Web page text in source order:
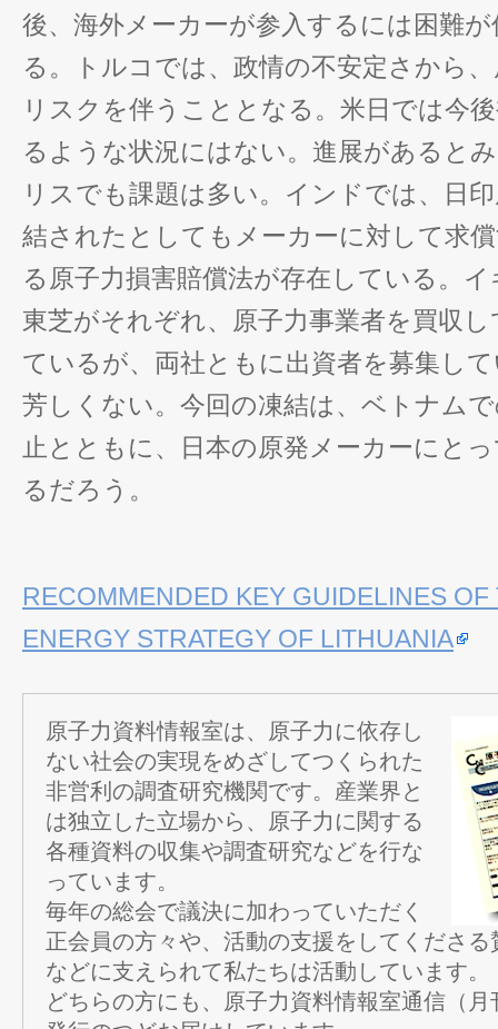
後、海外メーカーが参入するには困難
る。トルコでは、政情の不安定さから
リスクを伴うこととなる。米日では今
るような状況にはない。進展があると
リスでも課題は多い。インドでは、日
結されたとしてもメーカーに対して求
る原子力損害賠償法が存在している。
東芝がそれぞれ、原子力事業者を買収
ているが、両社ともに出資者を募集し
芳しくない。今回の凍結は、ベトナム
止とともに、日本の原発メーカーにと
るだろう。
RECOMMENDED KEY GUIDELINES OF
ENERGY STRATEGY OF LITHUANIA
原子力資料情報室は、原子力に依存し
ない社会の実現をめざしてつくられた
非営利の調査研究機関です。産業界と
は独立した立場から、原子力に関する
各種資料の収集や調査研究などを行な
っています。
毎年の総会で議決に加わっていただく
正会員の方々や、活動の支援をしてくださ
などに支えられて私たちは活動しています。
どちらの方にも、原子力資料情報室通信（